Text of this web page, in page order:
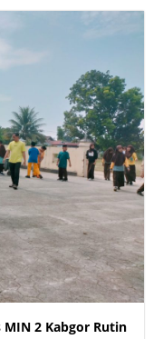
2 Kabgor Rutin